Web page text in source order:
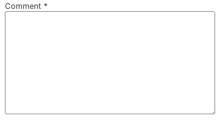
Comment *